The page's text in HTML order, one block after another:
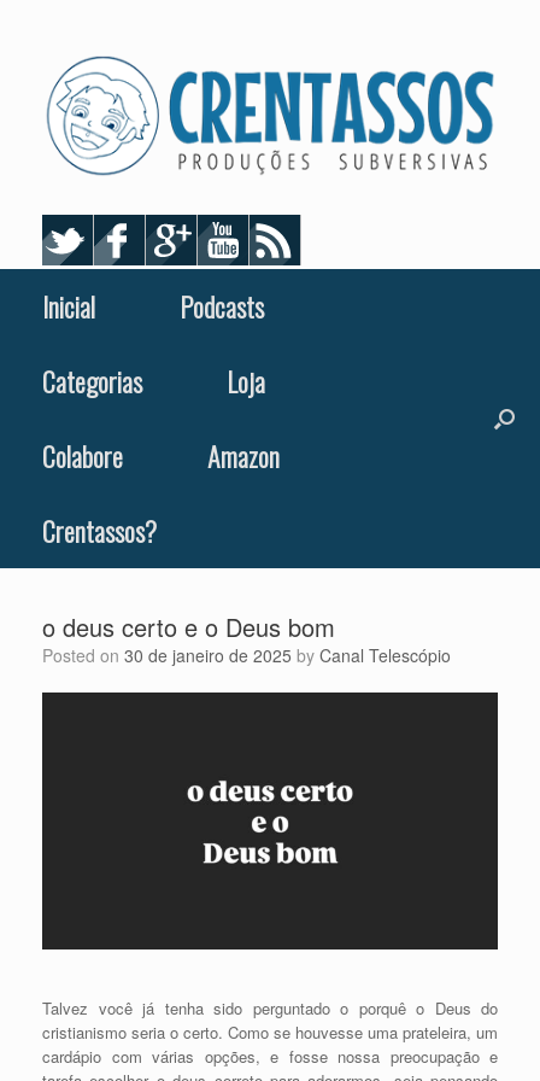
Inicial
Podcasts
Categorias
Loja
Colabore
Amazon
Crentassos?
o deus certo e o Deus bom
Posted on 30 de janeiro de 2025 by Canal Telescópio
Talvez você já tenha sido perguntado o porquê o Deus do
cristianismo seria o certo. Como se houvesse uma prateleira, um
cardápio com várias opções, e fosse nossa preocupação e